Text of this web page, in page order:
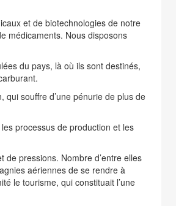
et de biotechnologies de notre
médicaments. Nous disposons
du pays, là où ils sont destinés,
qui souffre d’une pénurie de plus de
processus de production et les
de pressions. Nombre d’entre elles
aériennes de se rendre à
le tourisme, qui constituait l’une